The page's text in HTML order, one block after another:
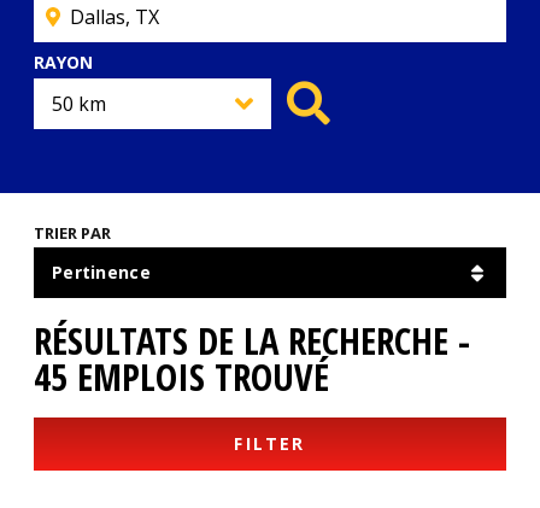
RAYON
TRIER PAR
RÉSULTATS DE LA RECHERCHE -
45 EMPLOIS TROUVÉ
FILTER